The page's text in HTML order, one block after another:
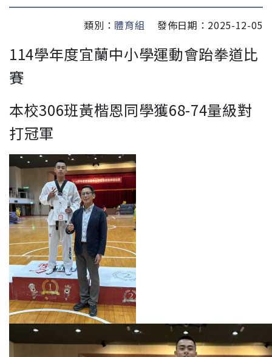
類別：體育組 發佈日期：2025-12-05
114學年度宜蘭中小學運動會跆拳道比
賽
本校306班黃楷恩同學獲68-74量級對
打冠軍